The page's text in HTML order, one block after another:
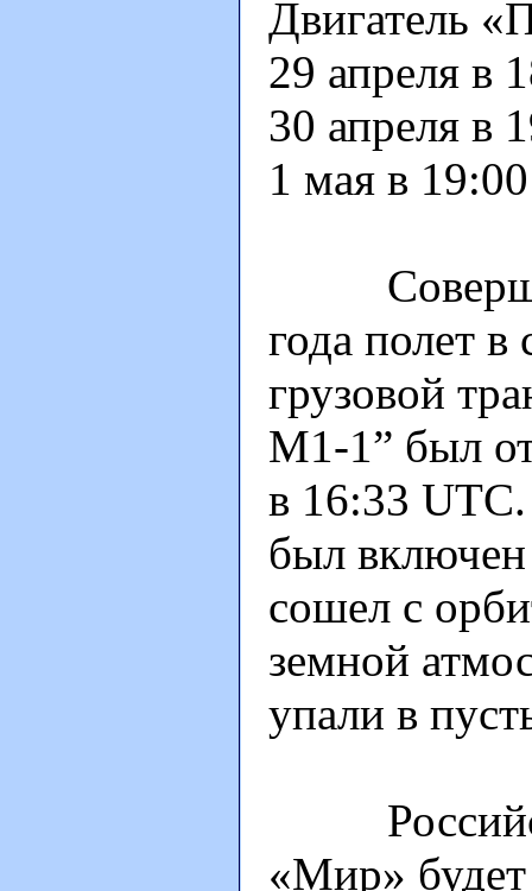
Двигатель
29 апреля в
30 апреля в
1 мая в
года полет в
грузовой
М1-1” был
в 16:33
был включен
сошел с
земной
упали в
«Мир» будет